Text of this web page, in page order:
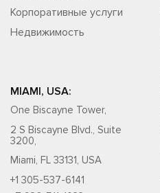
Корпоративные услуги
Недвижимость
MIAMI, USA:
One Biscayne Tower,
2 S Biscayne Blvd., Suite
3200,
Miami, FL 33131, USA
+1 305-537-6141